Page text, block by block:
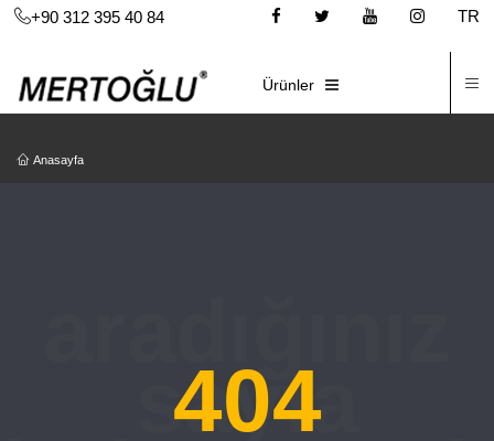
+90 312 395 40 84
TR
Ürünler
Anasayfa
404